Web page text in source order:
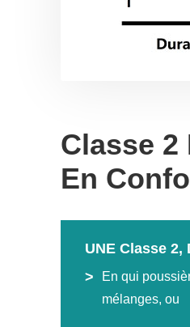
Classe
En
UNE Classe
En qui
mélanges, ou